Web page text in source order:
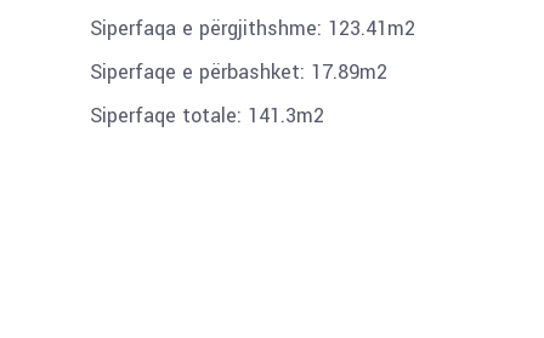
Siperfaqa e përgjithshme: 123.41m2
Siperfaqe e përbashket: 17.89m2
Siperfaqe totale: 141.3m2